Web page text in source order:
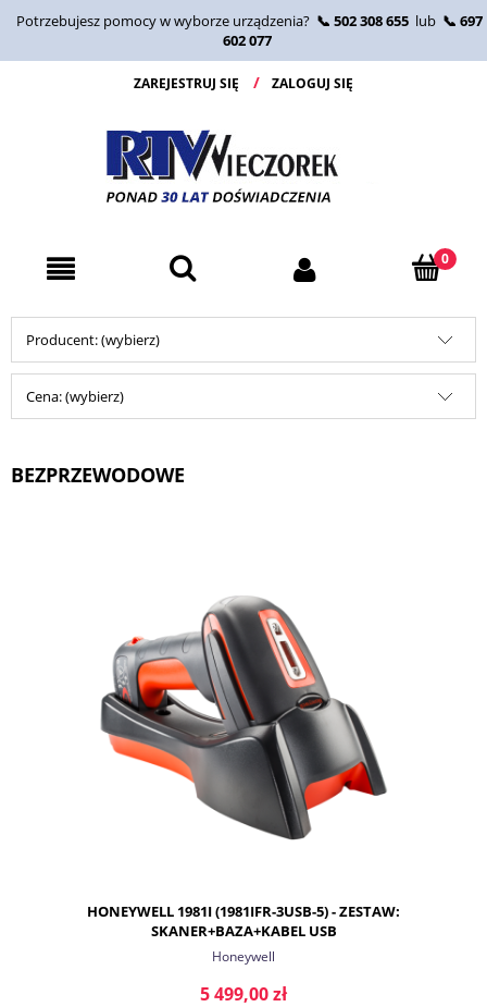
Potrzebujesz pomocy w wyborze urządzenia? 📞 502 308 655 lub 📞 697
602 077
ZAREJESTRUJ SIĘ ZALOGUJ SIĘ
Producent: (wybierz)
Cena: (wybierz)
BEZPRZEWODOWE
HONEYWELL 1981I (1981IFR-3USB-5) - ZESTAW:
SKANER+BAZA+KABEL USB
Honeywell
5 499,00 zł